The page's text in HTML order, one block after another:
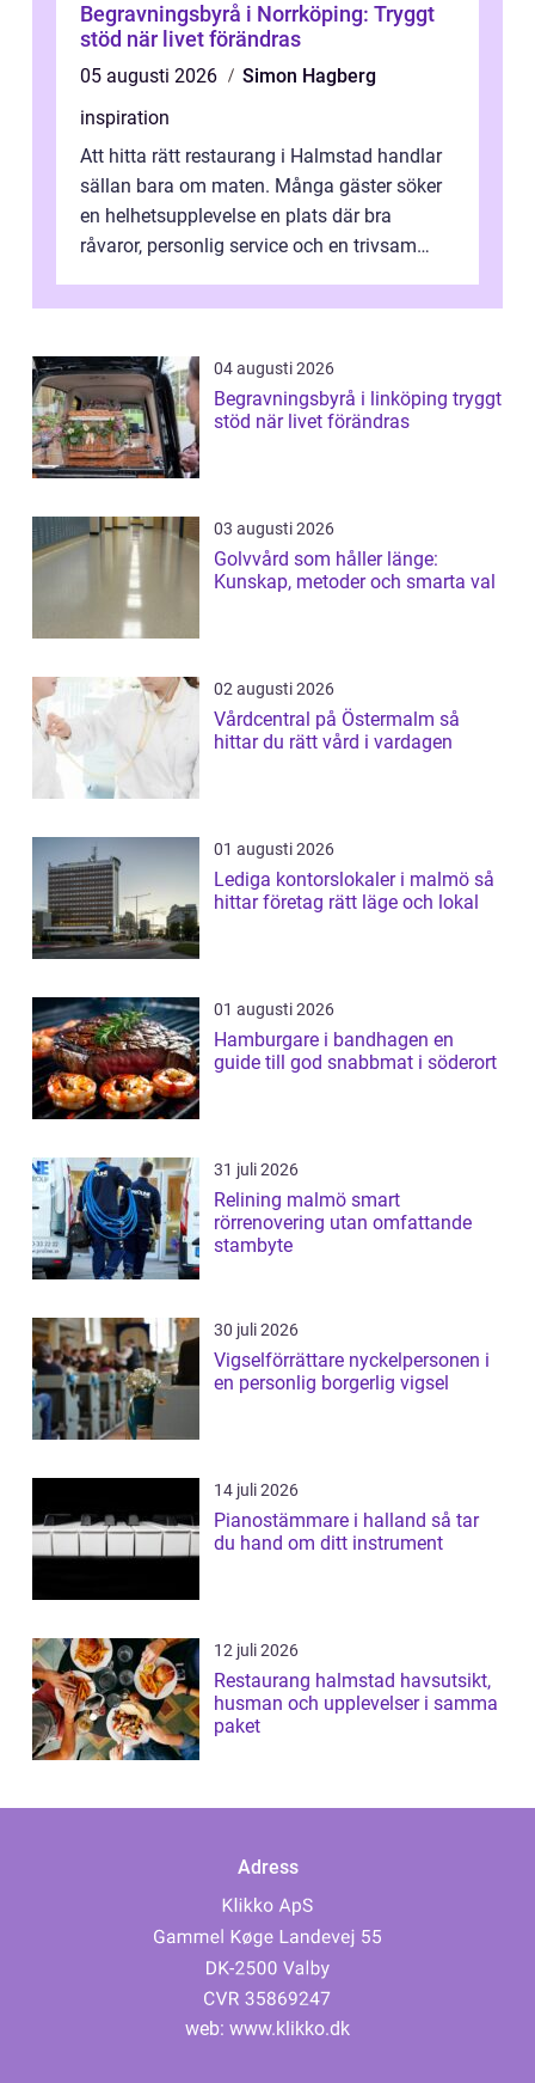
Begravningsbyrå i Norrköping: Tryggt
stöd när livet förändras
05 augusti 2026
Simon Hagberg
inspiration
Att hitta rätt restaurang i Halmstad handlar
sällan bara om maten. Många gäster söker
en helhetsupplevelse en plats där bra
råvaror, personlig service och en trivsam
04 augusti 2026
Begravningsbyrå i linköping tryggt
stöd när livet förändras
03 augusti 2026
Golvvård som håller länge:
Kunskap, metoder och smarta val
02 augusti 2026
Vårdcentral på Östermalm så
hittar du rätt vård i vardagen
01 augusti 2026
Lediga kontorslokaler i malmö så
hittar företag rätt läge och lokal
01 augusti 2026
Hamburgare i bandhagen en
guide till god snabbmat i söderort
31 juli 2026
Relining malmö smart
rörrenovering utan omfattande
stambyte
30 juli 2026
Vigselförrättare nyckelpersonen i
en personlig borgerlig vigsel
14 juli 2026
Pianostämmare i halland så tar
du hand om ditt instrument
12 juli 2026
Restaurang halmstad havsutsikt,
husman och upplevelser i samma
paket
Adress
web: www.klikko.dk